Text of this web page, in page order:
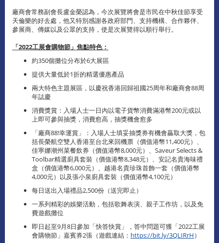
廠商會常務副會長盧金榮認為，今次展覽將會是市民在中秋佳節享受
天倫樂的好去處，他又特別感謝各政府部門、支持機構、合作夥伴、
參展商、傳媒以及公眾的支持，使是次展覽得以順行舉行。
「2022工展會購物節」焦點特色：
約350個攤位分布於6大展區
提供大量低於1折的精選優惠產品
兩大特色主題展區，以慶祝香港回歸祖國25周年和廠商會88周
年誌慶
消費獎賞：入場人士一日內以電子貨幣消費滿港幣200元或以
上即可參與抽獎，消費愈高，抽獎機會愈多
「廠商88!幸運賞」：入場人士填妥抽獎券有機會贏取大獎，包
括長榮航空雙人香港至台北來回機票（價值港幣11,400元）、
佳寧娜潮州菜餐飲券（價值港幣8,000元）、Saveur Selects &
Toolbar精選廚具套裝（價值港幣8,348元）、安記名貴海味禮
盒（價值港幣6,000元）、越港名貴珍珠首飾一套（價值港幣
4,000元）以及張小泉廚具套裝（價值港幣4,100元）
每日送出入場禮品2,500份（送完即止）
一系列精彩的娛樂活動，包括歌舞表演、親子工作坊，以及免
費遊戲攤位
即日起至9月8日參加「快答快賞」，答中問題可獲「2022工展
會購物節」嘉賓券2張（遊戲連結： https://bit.ly/3QLIRrH）